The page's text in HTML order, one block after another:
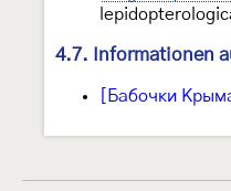
4.7. Informationen
[Бабочки